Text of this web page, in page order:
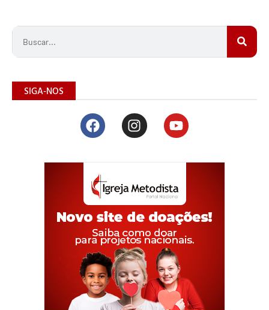
SIGA-NOS